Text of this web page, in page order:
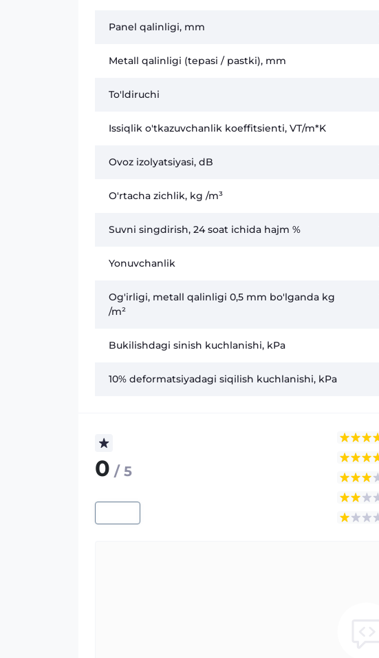
Panel qalinligi, mm
Metall qalinligi (tepasi / pastki), mm
To'ldiruchi
Issiqlik o'tkazuvchanlik koeffitsienti, VT/m*K
Ovoz izolyatsiyasi, dB
O'rtacha zichlik, kg /m³
Suvni singdirish, 24 soat ichida hajm %
Yonuvchanlik
Og'irligi, metall qalinligi 0,5 mm bo'lganda kg
/m²
Bukilishdagi sinish kuchlanishi, kPa
10% deformatsiyadagi siqilish kuchlanishi, kPa
0 / 5